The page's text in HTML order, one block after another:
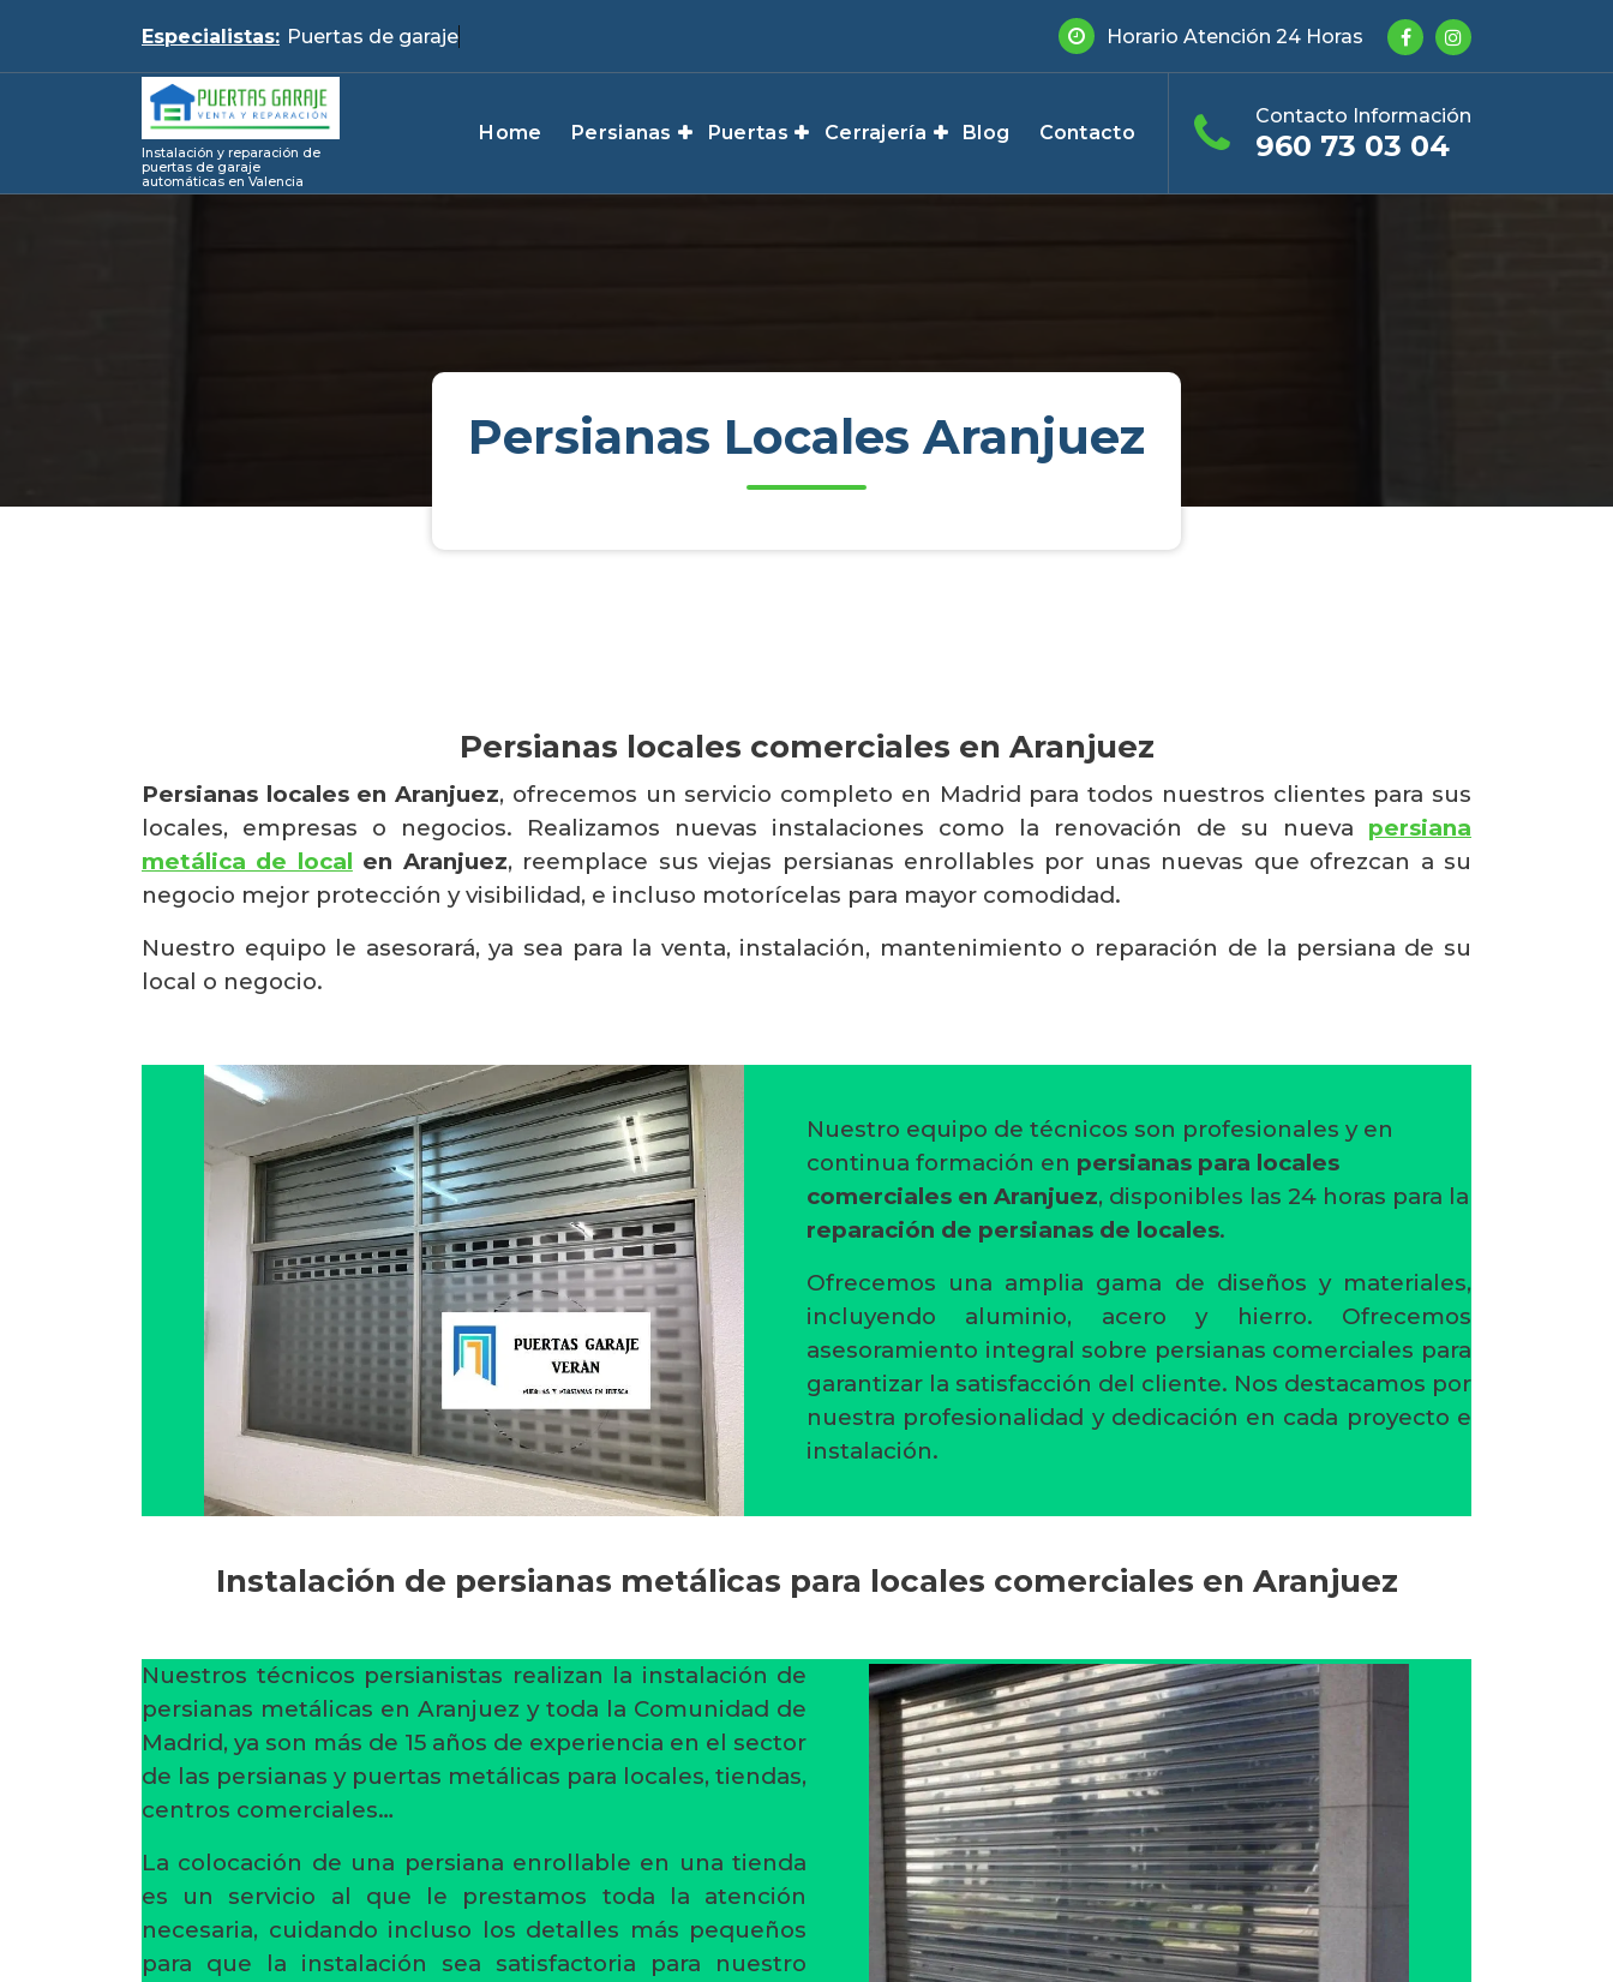
content
Especialistas: Puerta Horario Atención 24 Horas
Instalación y reparación de
puertas de garaje
automáticas en Valencia
Home Persianas Puertas Cerrajería Blog Contacto
Contacto Información
960 73 03 04
Persianas Locales Aranjuez
Persianas locales comerciales en Aranjuez
Persianas locales en Aranjuez, ofrecemos un servicio completo en Madrid para todos nuestros clientes para sus
locales, empresas o negocios. Realizamos nuevas instalaciones como la renovación de su nueva persiana
metálica de local en Aranjuez, reemplace sus viejas persianas enrollables por unas nuevas que ofrezcan a su
negocio mejor protección y visibilidad, e incluso motorícelas para mayor comodidad.
Nuestro equipo le asesorará, ya sea para la venta, instalación, mantenimiento o reparación de la persiana de su
local o negocio.
Nuestro equipo de técnicos son profesionales y en
continua formación en persianas para locales
comerciales en Aranjuez, disponibles las 24 horas para la
reparación de persianas de locales.
Ofrecemos una amplia gama de diseños y materiales,
incluyendo aluminio, acero y hierro. Ofrecemos
asesoramiento integral sobre persianas comerciales para
garantizar la satisfacción del cliente. Nos destacamos por
nuestra profesionalidad y dedicación en cada proyecto e
instalación.
Instalación de persianas metálicas para locales comerciales en Aranjuez
Nuestros técnicos persianistas realizan la instalación de
persianas metálicas en Aranjuez y toda la Comunidad de
Madrid, ya son más de 15 años de experiencia en el sector
de las persianas y puertas metálicas para locales, tiendas,
centros comerciales…
La colocación de una persiana enrollable en una tienda
es un servicio al que le prestamos toda la atención
necesaria, cuidando incluso los detalles más pequeños
para que la instalación sea satisfactoria para nuestro